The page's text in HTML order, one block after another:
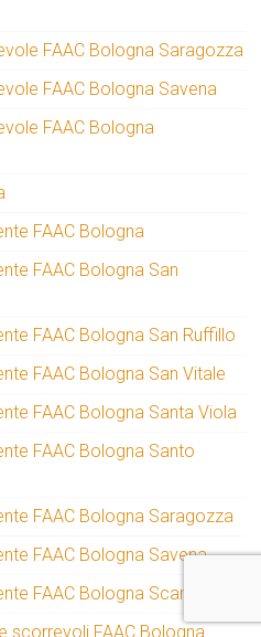
FAAC Bologna Saragozza
FAAC Bologna Savena
FAAC Bologna
FAAC Bologna
FAAC Bologna San
FAAC Bologna San Ruffillo
FAAC Bologna San Vitale
FAAC Bologna Santa Viola
FAAC Bologna Santo
FAAC Bologna Saragozza
FAAC Bologna Savena
FAAC Bologna Scandellara
scorrevoli FAAC Bologna